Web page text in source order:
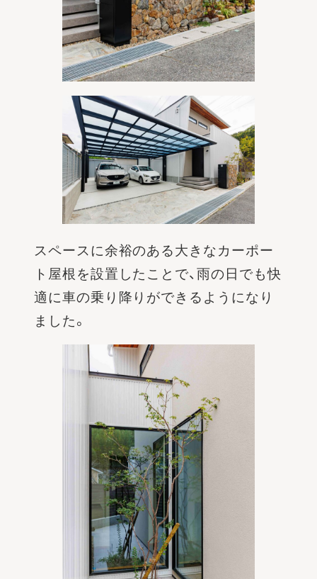
スペースに余裕のある大きなカーポー
ト屋根を設置したことで、雨の日でも快
適に車の乗り降りができるようになり
ました。